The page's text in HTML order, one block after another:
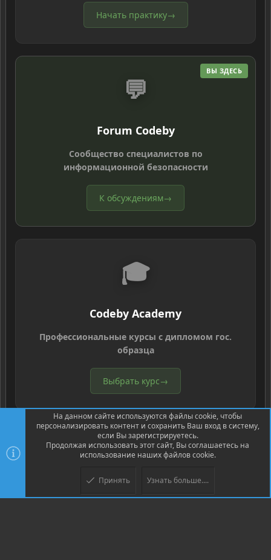
Начать практику→
ВЫ ЗДЕСЬ
💬
Forum Codeby
Сообщество специалистов по
информационной безопасности
К обсуждениям→
🎓
Codeby Academy
Профессиональные курсы с дипломом гос.
образца
Выбрать курс→
Community platform by XenForo ® © 2010-2026 XenForo Ltd.
© Jason Axelrod of 8WAYRUN
На данном сайте используются файлы cookie, чтобы
персонализировать контент и сохранить Ваш вход в систему,
если Вы зарегистрируетесь.
Продолжая использовать этот сайт, Вы соглашаетесь на
использование наших файлов cookie.
Принять Узнать больше....